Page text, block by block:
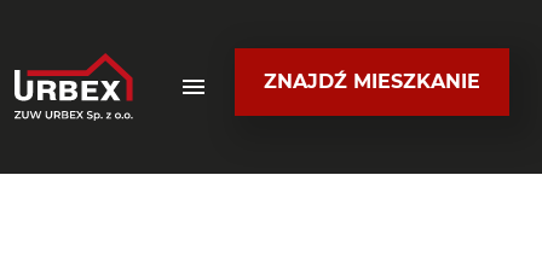
ZNAJDŹ MIESZKANIE